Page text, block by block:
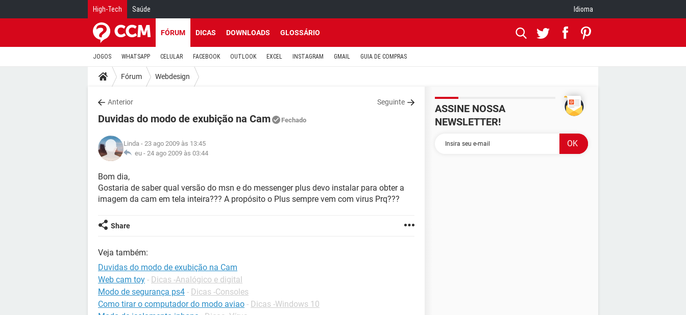
High-Tech Saúde Idioma
FÓRUM DICAS DOWNLOADS GLOSSÁRIO
JOGOS WHATSAPP CELULAR FACEBOOK OUTLOOK EXCEL INSTAGRAM GMAIL GUIA DE COMPRAS
Fórum Webdesign
Anterior Seguinte
Duvidas do modo de exubição na Cam Fechado
Linda - 23 ago 2009 às 13:45
eu - 24 ago 2009 às 03:44
Bom dia,
Gostaria de saber qual versão do msn e do messenger plus devo instalar para obter a
imagem da cam em tela inteira??? A propósito o Plus sempre vem com virus Prq???
Share
Veja também:
Duvidas do modo de exubição na Cam
Web cam toy - Dicas -Analógico e digital
Modo de segurança ps4 - Dicas -Consoles
Como tirar o computador do modo aviao - Dicas -Windows 10
ASSINE NOSSA
NEWSLETTER!